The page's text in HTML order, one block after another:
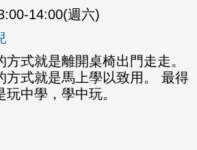
14:00(週六)
式就是離開桌椅出門走走。
方式就是馬上學以致用。 最得
中學，學中玩。